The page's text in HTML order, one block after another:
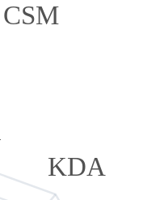
CSM
KDA